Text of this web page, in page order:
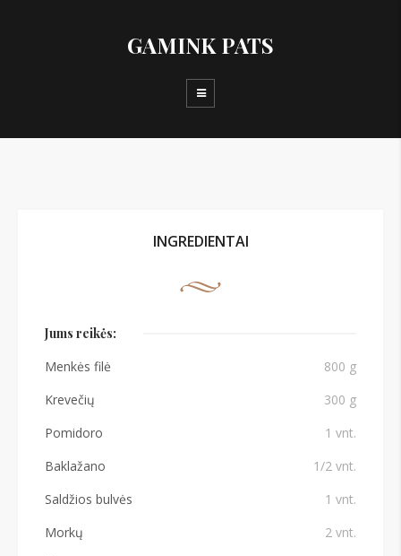
GAMINK PATS
INGREDIENTAI
Jums reikės:
Menkės filė
800 g
Krevečių
300 g
Pomidoro
1 vnt.
Baklažano
1/2 vnt.
Saldžios bulvės
1 vnt.
Morkų
2 vnt.